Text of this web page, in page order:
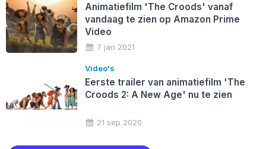
Animatiefilm 'The Croods' vanaf
vandaag te zien op Amazon Prime
Video
7 jan 2021
Video's
Eerste trailer van animatiefilm 'The
Croods 2: A New Age' nu te zien
21 sep 2020